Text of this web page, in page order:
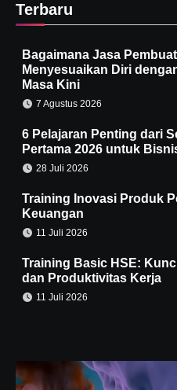
Terbaru
Bagaimana Jasa
Menyesuaikan Diri
Masa Kini
7 Agustus 2026
6 Pelajaran Penting dari
Pertama 2026 untuk
28 Juli 2026
Training Inovasi Produk
Keuangan
11 Juli 2026
Training Basic HSE:
dan Produktivitas Kerja
11 Juli 2026